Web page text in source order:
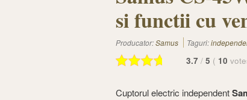
si functii cu
Producator:Samus Taguri:
3.7 / 5 ( 10
Cuptorul electric independent